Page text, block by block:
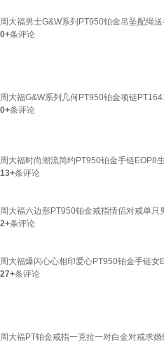
周大福男士G&W系列PT950铂金吊坠配绳
0+条评论
周大福G&W系列几何PT950铂金项链
0+条评论
周大福时尚潮流简约PT950铂金手链EOP8
13+条评论
周大福六边形PT950铂金戒指情侣对戒单
2+条评论
周大福爆闪心心相印爱心PT950铂金手链女
27+条评论
周大福PT铂金戒指一克拉一对白金对戒求